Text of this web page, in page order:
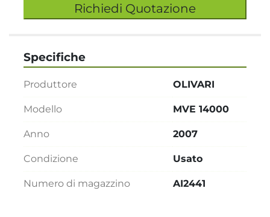
Richiedi Quotazione
Specifiche
Produttore OLIVARI
Modello MVE 14000
Anno 2007
Condizione Usato
Numero di magazzino AI2441